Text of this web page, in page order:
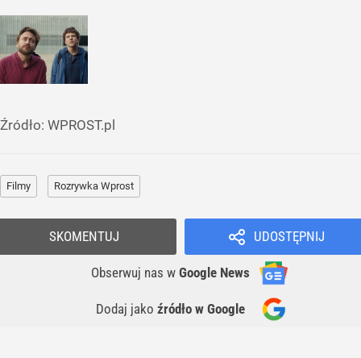
Źródło: WPROST.pl
Filmy Rozrywka Wprost
UDOSTĘPNIJ
Obserwuj nas w Google News
Dodaj jako źródło w Google
SKOMENTUJ